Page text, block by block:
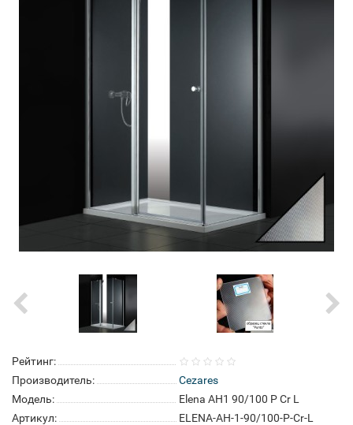
Рейтинг:
Производитель:
Cezares
Модель:
Elena AH1 90/100 P Cr L
Артикул:
ELENA-AH-1-90/100-P-Cr-L